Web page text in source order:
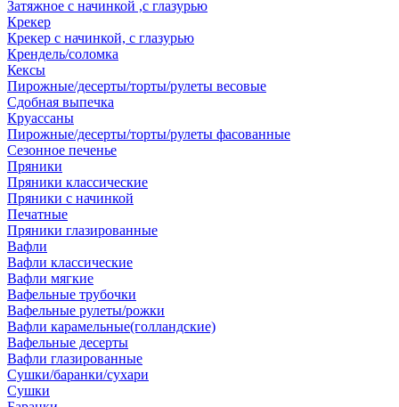
Затяжное с начинкой ,с глазурью
Крекер
Крекер с начинкой, с глазурью
Крендель/соломка
Кексы
Пирожные/десерты/торты/рулеты весовые
Сдобная выпечка
Круассаны
Пирожные/десерты/торты/рулеты фасованные
Сезонное печенье
Пряники
Пряники классические
Пряники с начинкой
Печатные
Пряники глазированные
Вафли
Вафли классические
Вафли мягкие
Вафельные трубочки
Вафельные рулеты/рожки
Вафли карамельные(голландские)
Вафельные десерты
Вафли глазированные
Сушки/баранки/сухари
Сушки